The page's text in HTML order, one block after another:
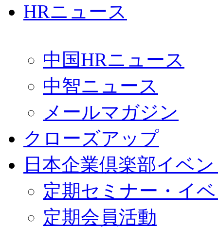
HRニュース
中国HRニュース
中智ニュース
メールマガジン
クローズアップ
日本企業倶楽部イベ
定期セミナー・イ
定期会員活動